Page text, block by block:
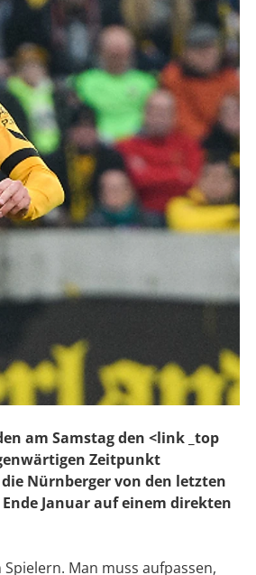
am Samstag den <link _top
Zeitpunkt
Nürnberger von den letzten
Januar auf einem direkten
Man muss aufpassen,